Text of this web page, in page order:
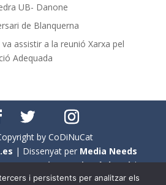
UB- Danone
de Blanquerna
assistir a la reunió Xarxa pel
Adequada
by CoDiNuCat
| Dissenyat per Media Needs
aCoDiNuCat |Avís legal|
per cookies
i persistents per analitzar els